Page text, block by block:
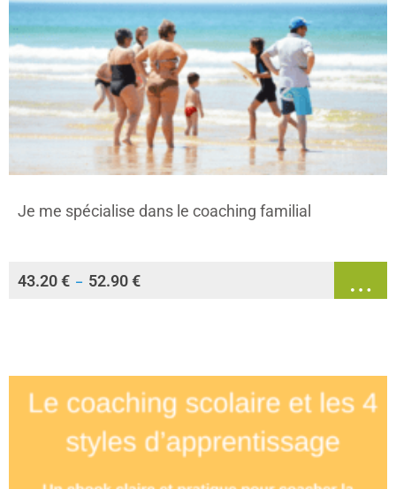
Je me spécialise dans le coaching familial
43.20€ – 52.90€